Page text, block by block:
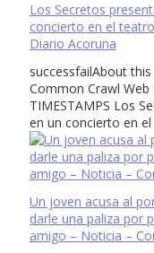
Los Secretos
concierto en el
Diario Acoruna
successfailAbout
Common Crawl
TIMESTAMPS Los
en un concierto en
Un joven acusa al
darle una paliza por
amigo – Noticia –